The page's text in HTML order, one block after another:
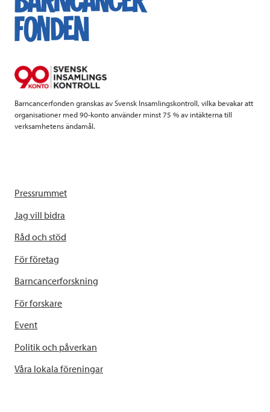
b
k
t
e
Barncancerfonden granskas av Svensk Insamlingskontroll, vilka bevakar att
organisationer med 90-konto använder minst 75 % av intäkterna till
verksamhetens ändamål.
Pressrummet
Jag vill bidra
Råd och stöd
För företag
Barncancerforskning
För forskare
Event
Politik och påverkan
Våra lokala föreningar